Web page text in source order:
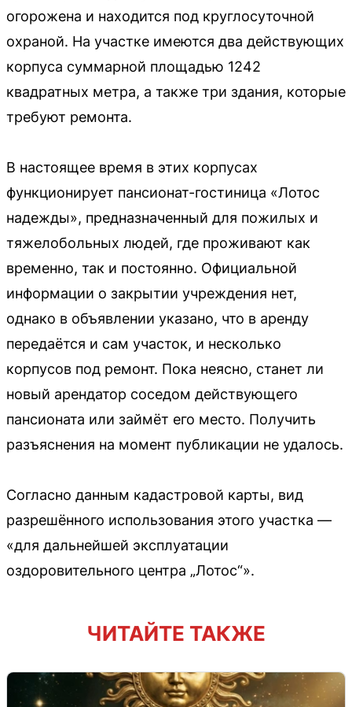
огорожена и находится под круглосуточной
охраной. На участке имеются два действующих
корпуса суммарной площадью 1242
квадратных метра, а также три здания, которые
требуют ремонта.
В настоящее время в этих корпусах
функционирует пансионат-гостиница «Лотос
надежды», предназначенный для пожилых и
тяжелобольных людей, где проживают как
временно, так и постоянно. Официальной
информации о закрытии учреждения нет,
однако в объявлении указано, что в аренду
передаётся и сам участок, и несколько
корпусов под ремонт. Пока неясно, станет ли
новый арендатор соседом действующего
пансионата или займёт его место. Получить
разъяснения на момент публикации не удалось.
Согласно данным кадастровой карты, вид
разрешённого использования этого участка —
«для дальнейшей эксплуатации
оздоровительного центра „Лотос“».
ЧИТАЙТЕ ТАКЖЕ